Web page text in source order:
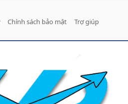
Chính sách bảo mật
Trợ giúp